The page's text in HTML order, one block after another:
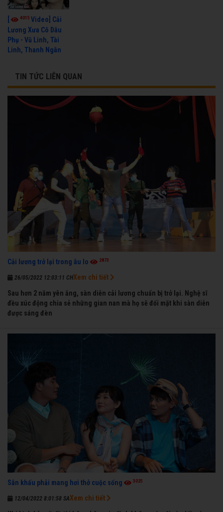
[ 4015 Video] Cải
Lương Xưa Cô Dâu
Phụ - Vũ Linh, Tài
Linh, Thanh Ngân
TIN TỨC LIÊN QUAN
Cải lương trở lại trong âu lo 2873
26/05/2022 12:03:11 CH
Sau hơn 2 năm yên ắng, sàn diễn cải lương chuẩn bị trở lại. Nghệ sĩ
đều xúc động chia sẻ những gian nan mà họ sẽ đối mặt khi sàn diễn
được sáng đèn
Xem chi tiết
Sân khấu phải mang hơi thở cuộc sống 3025
12/04/2022 8:01:58 SAXem chi tiết